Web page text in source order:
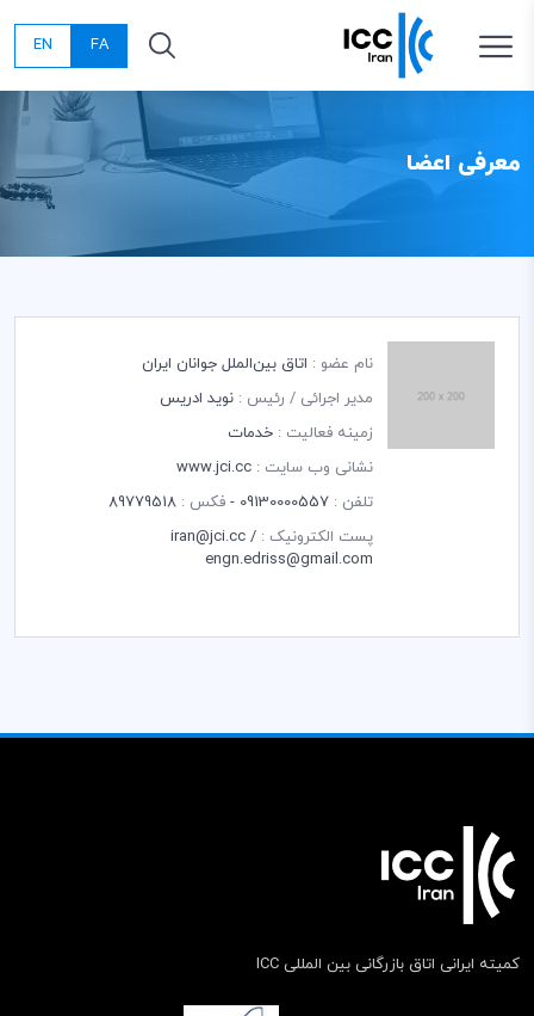
FA
EN
معرفی اعضا
نام عضو : اتاق بین‌الملل جوانان ایران
مدیر اجرائی / رئیس : نويد ادريس
زمینه فعالیت : خدمات
نشانی وب سایت : www.jci.cc
تلفن : 09130000557 - فکس : 89779518
پست الکترونیک : iran@jci.cc /
engn.edriss@gmail.com
کمیته ایرانی اتاق بازرگانی بین المللی ICC